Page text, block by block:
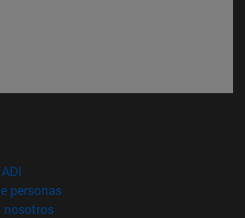
en nueva ventana)
personas(abre en nueva ventana)
nosotros(abre en nueva ventana)